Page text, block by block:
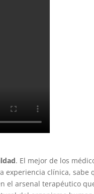
. El mejor de los
experiencia clínica,
el arsenal terapéutico